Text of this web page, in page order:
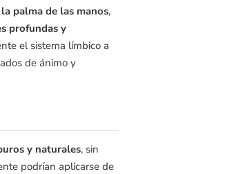
palma de las manos,
profundas y
el sistema límbico a
de ánimo y
y naturales, sin
podrían aplicarse de